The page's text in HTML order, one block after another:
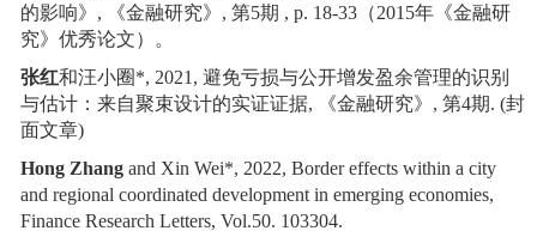
的影响》 , 《金融研究》 , 第5期 , p. 18-33 （2015年《金融研
究》优秀论文）。
张红和汪小圈*, 2021, 避免亏损与公开增发盈余管理的识别
与估计：来自聚束设计的实证证据, 《金融研究》 , 第4期. (封
面文章)
Hong Zhang and Xin Wei*, 2022, Border effects within a city
and regional coordinated development in emerging economies,
Finance Research Letters, Vol.50. 103304.